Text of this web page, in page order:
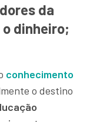
da
dinheiro;
conhecimento
o destino